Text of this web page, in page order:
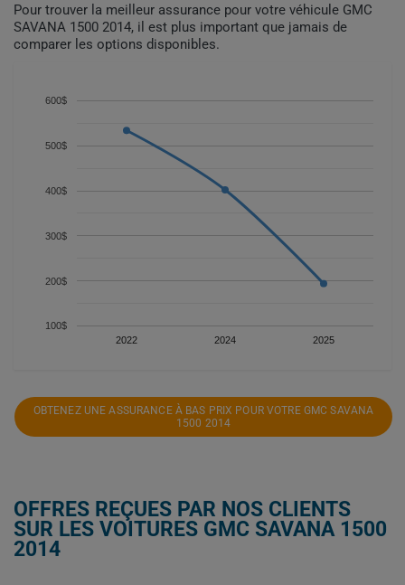
Pour trouver la meilleur assurance pour votre véhicule GMC
SAVANA 1500 2014, il est plus important que jamais de
comparer les options disponibles.
2022 2024 2025
100$
200$
300$
400$
500$
600$
OBTENEZ UNE ASSURANCE À BAS PRIX POUR VOTRE GMC SAVANA
1500 2014
OFFRES REÇUES PAR NOS CLIENTS
SUR LES VOITURES GMC SAVANA 1500
2014